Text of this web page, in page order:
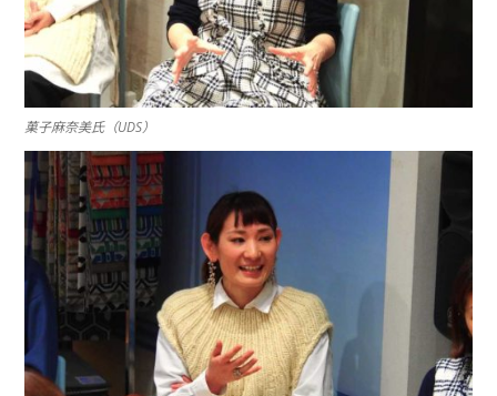
菓子麻奈美氏（UDS）